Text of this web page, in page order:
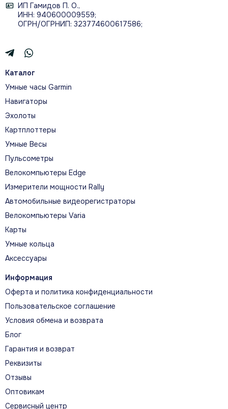
ИП Гамидов П. О.,
ИНН: 940600009559;
ОГРН/ОГРНИП: 323774600617586;
Каталог
Умные часы Garmin
Навигаторы
Эхолоты
Картплоттеры
Умные Весы
Пульсометры
Велокомпьютеры Edge
Измерители мощности Rally
Автомобильные видеорегистраторы
Велокомпьютеры Varia
Карты
Умные кольца
Аксессуары
Информация
Оферта и политика конфиденциальности
Пользовательское соглашение
Условия обмена и возврата
Блог
Гарантия и возврат
Реквизиты
Отзывы
Оптовикам
Сервисный центр